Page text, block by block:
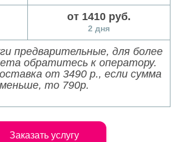
от 1410 руб.
2 дня
предварительные, для более
обратитесь к оператору.
от 3490 р., если сумма
меньше, то 790р.
Заказать услугу